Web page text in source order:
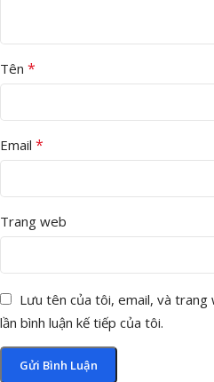
Tên *
Email *
Trang web
Lưu tên của tôi, email, và
lần bình luận kế tiếp của tôi.